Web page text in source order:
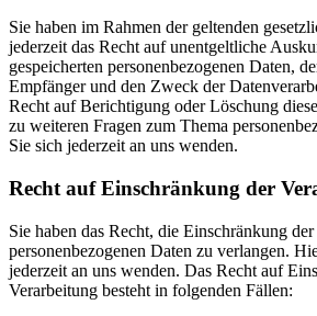
Sie haben im Rahmen der geltenden
jederzeit das Recht auf unentgeltliche
gespeicherten personenbezogenen Daten,
Empfänger und den Zweck der
Recht auf Berichtigung oder Löschung
zu weiteren Fragen zum Thema
Sie sich jederzeit an uns wenden.
Recht auf Einschränkung der
Sie haben das Recht, die Einschränkung
personenbezogenen Daten zu verlangen.
jederzeit an uns wenden. Das Recht auf
Verarbeitung besteht in folgenden Fällen: